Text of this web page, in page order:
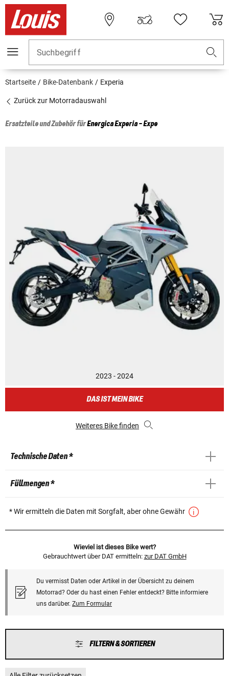
Suchbegriff
Startseite Bike-Datenbank Experia
Zurück zur Motorradauswahl
Ersatzteile und Zubehör fürEnergicaExperia - Expe
2023 - 2024
DAS IST MEIN BIKE
Weiteres Bike finden
Technische Daten *
Füllmengen *
* Wir ermitteln die Daten mit Sorgfalt, aber ohne Gewähr
Wieviel ist dieses Bike wert?
Gebrauchtwert über DAT ermitteln: zur DAT GmbH
Du vermisst Daten oder Artikel in der Übersicht zu deinem
Motorrad? Oder du hast einen Fehler entdeckt? Bitte informiere
uns darüber. Zum Formular
FILTERN & SORTIEREN